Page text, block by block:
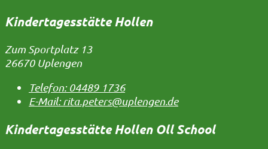
Kindertagesstätte Hollen
Zum Sportplatz 13
26670 Uplengen
Telefon:04489 1736
E-Mail:rita.peters@uplengen.de
Kindertagesstätte Hollen Oll School